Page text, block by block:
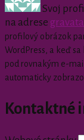
Svoj
na adrese
profilový obrázok
WordPress, a keď
pod rovnakým e-
automaticky
Kontaktné